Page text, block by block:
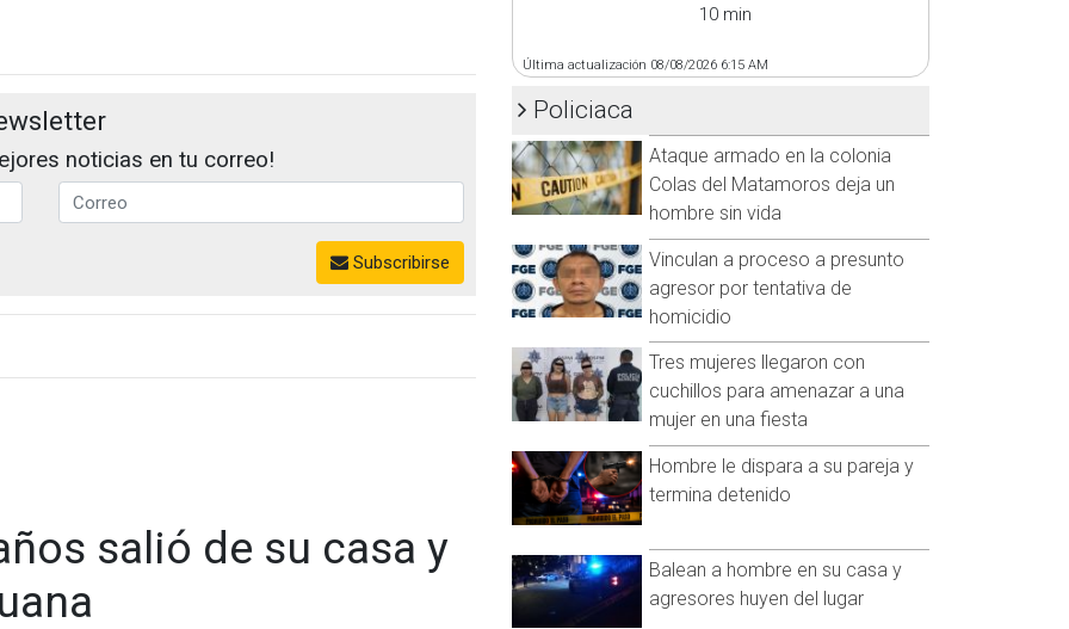
noticias en tu correo!
Subscribirse
salió de su casa y
10 min
Última actualización 08/08/2026 6:15 AM
Policiaca
Ataque armado en la colonia
Colas del Matamoros deja un
hombre sin vida
Vinculan a proceso a presunto
agresor por tentativa de
homicidio
Tres mujeres llegaron con
cuchillos para amenazar a una
mujer en una fiesta
Hombre le dispara a su pareja y
termina detenido
Balean a hombre en su casa y
agresores huyen del lugar